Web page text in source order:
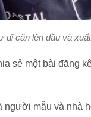
di căn lên đầu và
sẻ một bài đăng
người mẫu và nhà